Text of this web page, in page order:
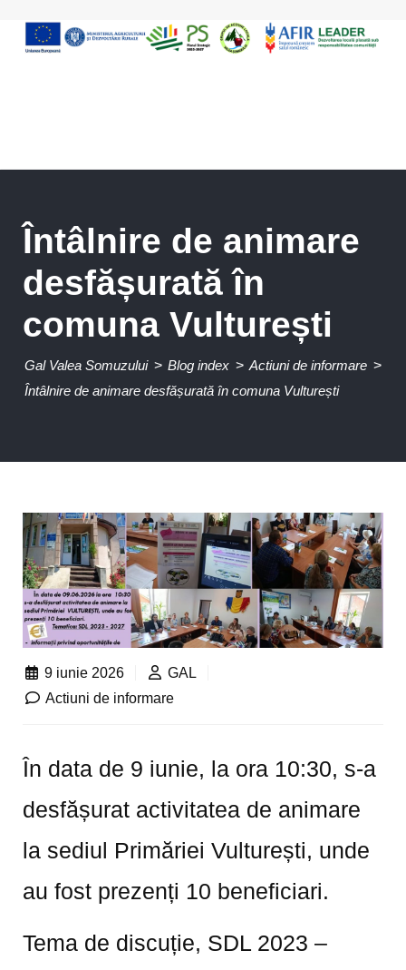
Întâlnire de animare
desfășurată în
comuna Vulturești
Gal Valea Somuzului > Blog index > Actiuni de informare >
Întâlnire de animare desfășurată în comuna Vulturești
9 iunie 2026
GAL
Actiuni de informare
În data de 9 iunie, la ora 10:30, s-a
desfășurat activitatea de animare
la sediul Primăriei Vulturești, unde
au fost prezenți 10 beneficiari.
Tema de discuție, SDL 2023 –